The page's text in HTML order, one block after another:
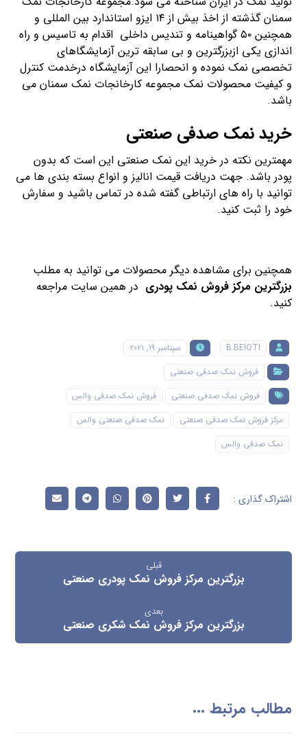
سمنان گذشته از اخذ بیش از ۱۴ ایزو استاندارد بین المللی و
همچنین ۵۰ گواهینامه و تندیس داخلی اقدام به تاسیس و راه
اندازی یکی ازبزرگترین و بی سابقه ترین آزمایشگاهای
تخصصی نمک نموده و انحصارا این آزمایشگاه درخدمت کنترل
و کیفیت محصولات نمک مجموعه کارخانجات نمک سمنان می
باشد.
خرید نمک صدفی صنعتی
مهمترین نکته در خرید این نمک صنعتی این است که بدون
پودر باشد. جهت دریافت قیمت انالیز و انواع بسته بندی ها می
توانید با راه های ارتباطی گفته شده در تماس باشید و سفارش
خود را ثبت کنید.
همچنین برای مشاهده دیگر محصولات می توانید به مطلب
بزرگترین مرکز فروش نمک پودری در همین سایت مراجعه
کنید.
B.BEIOTI
سپتامبر ۱۹, ۲۰۲۱
فروش نمک صدفی صنعتی
فروش نمک صدفی صنعتی
فروش نمک صدفی والس
مرکز فروش نمک صدفی صنعتی
نمک صدفی صنعتی والس
نمک صدفی والس
قبلی
بزرگترین مرکز فروش نمک پودری صنعتی
بعدی
بزرگترین مرکز فروش نمک شکری صنعتی
مطالب مرتبط ...